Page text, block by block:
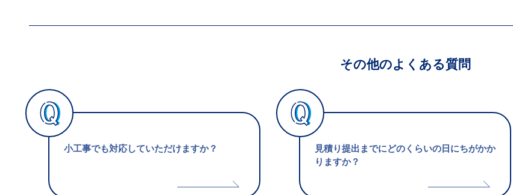
その他のよくある質問
小工事でも対応していただけますか？
見積り提出までにどのくらいの日にちがかか
りますか？